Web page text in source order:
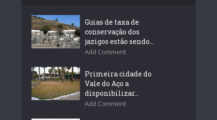
Guias de taxa de
conservação dos
jazigos estão sendo...
Add Comment
Primeira cidade do
Vale do Aço a
disponibilizar...
Add Comment